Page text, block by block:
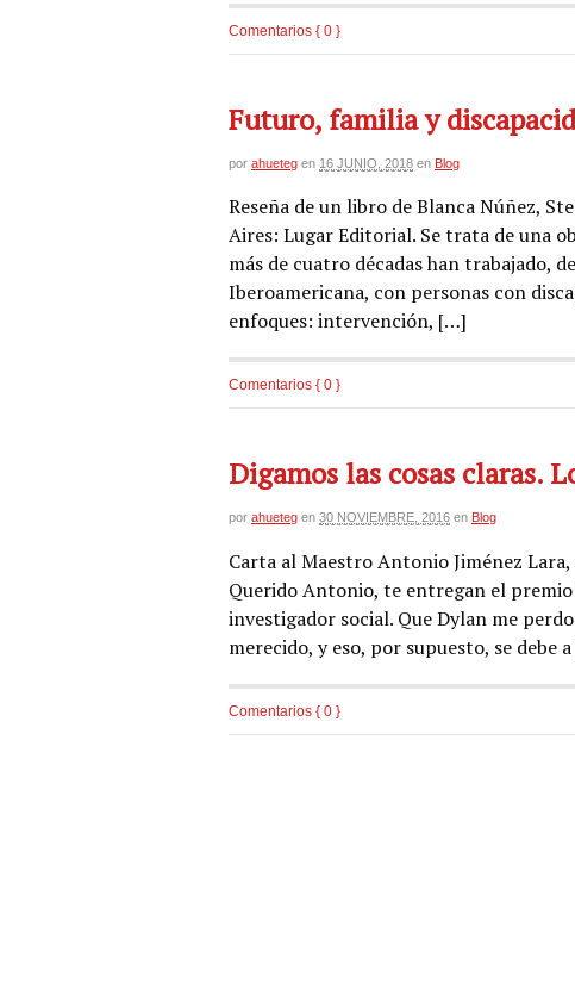
Comentarios { 0 }
Futuro, familia y
por ahueteg en 16 JUNIO, 2018 en Blog
Reseña de un libro de Blanca Núñez,
Aires: Lugar Editorial. Se trata de una
más de cuatro décadas han trabajado,
Iberoamericana, con personas con
enfoques: intervención, […]
Comentarios { 0 }
Digamos las cosas claras.
por ahueteg en 30 NOVIEMBRE, 2016 en Blog
Carta al Maestro Antonio Jiménez
Querido Antonio, te entregan el
investigador social. Que Dylan me
merecido, y eso, por supuesto, se debe
Comentarios { 0 }